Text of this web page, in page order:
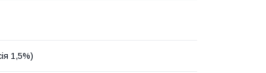
1,5%)